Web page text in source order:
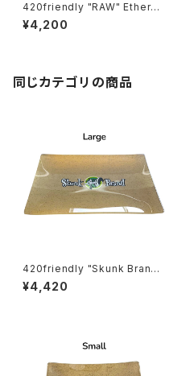
420friendly "RAW" Etherea
l Tray （ロウ エセリアルトレイ）
／RAWオリジナルステッカー付
¥4,200
同じカテゴリの商品
420friendly "Skunk Brand"
スカンク ガラスローリングトレ
イ（ 大 33.5 x 22 cm）
¥4,420